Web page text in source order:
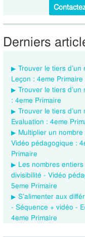
Derniers
Trouver le tiers
Leçon : 4eme Primaire
Trouver le tiers
: 4eme Primaire
Trouver le tiers d’un
Evaluation : 4eme
Multiplier un
Vidéo pédagogique :
Primaire
Les nombres
divisibilité - Vidéo
5eme Primaire
S’alimenter aux
- Séquence + vidéo -
4eme Primaire